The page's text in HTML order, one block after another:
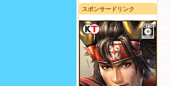
スポンサードリンク